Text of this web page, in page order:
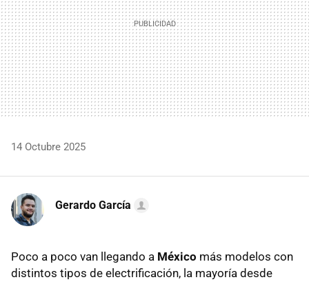
14 Octubre 2025
Gerardo García
Poco a poco van llegando a México más modelos con
distintos tipos de electrificación, la mayoría desde